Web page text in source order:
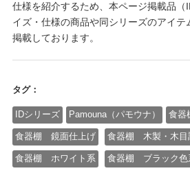
仕様を紹介するため、本ページ掲載品
イズ・仕様の商品や同シリーズのアイテ
掲載しております。
タグ：
IDシリーズ Pamouna（パモウナ） 食器
食器棚 鏡面仕上げ 食器棚 木製・木目
食器棚 ホワイト系 食器棚 ブラック色